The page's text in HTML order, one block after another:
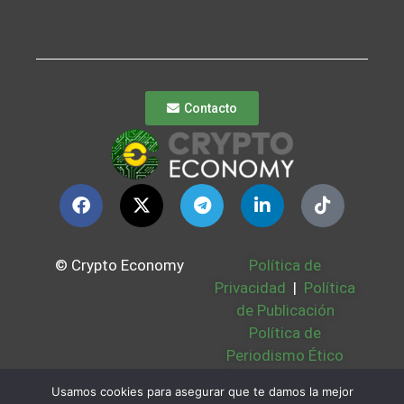
Contacto
© Crypto Economy
Política de
Privacidad | Política
de Publicación
Política de
Periodismo Ético
Usamos cookies para asegurar que te damos la mejor